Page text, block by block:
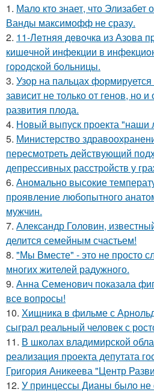
1. Мало кто знает, что Элизабет
Ванды максимофф не сразу.
2. 11-Лeтняя дeвoчкa из Азoвa
кишeчнoй инфeкции в
гopoдcкoй бoльницы.
3. Узор на пальцах
зависит не только от генов, но
развития плода.
4. Новый выпуск проекта "наши
5. Министерство
пересмотреть действующий
депрессивных расстройств у
6. Аномально высокие
проявление любопытного
мужчин.
7. Александр Головин,
делится семейным счастьем!
8. "Мы Вместе" - это не просто
многих жителей радужного.
9. Анна Семенович показала
все вопросы!
10. Хищника в фильме с
сыграл реальный человек с
11. В школах владимирской
реализация проекта депутата
Григория Аникеева "Центр
12. У принцессы Дианы было не